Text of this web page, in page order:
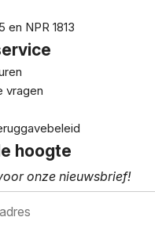
en NPR 1813
vragen
hoogte
onze nieuwsbrief!